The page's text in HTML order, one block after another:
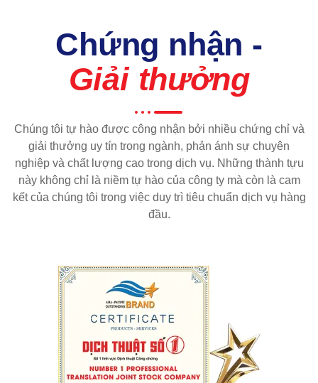
Chứng nhận -
Giải thưởng
Chúng tôi tự hào được công nhận bởi nhiều chứng chỉ và
giải thưởng uy tín trong ngành, phản ánh sự chuyên
nghiệp và chất lượng cao trong dịch vụ. Những thành tựu
này không chỉ là niềm tự hào của công ty mà còn là cam
kết của chúng tôi trong việc duy trì tiêu chuẩn dịch vụ hàng
đầu.